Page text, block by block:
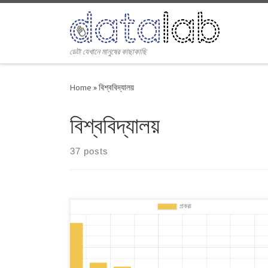
ডেটা যেখানে মানুষের কাছাকাছি
Home »বিশ্ববিদ্যালয়
বিশ্ববিদ্যালয়
37 posts
করে ঢাকা বিশ্ববিদ্যালয় (ঢাবি)। গবেষণায় ২০২০ সালে ঢাবি খরচ করে ৬